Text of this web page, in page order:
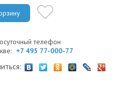
телефон
+7 495 77-000-77